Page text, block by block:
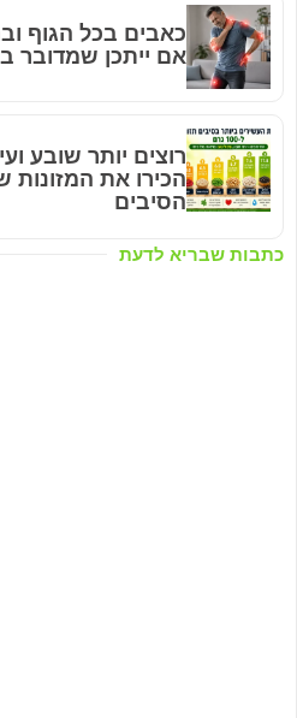
כתבות שבריא לדעת
כאבים בכל הגוף
אם ייתכן שמדובר
רוצים יותר שובע
הכירו את המזונות
הסיבים